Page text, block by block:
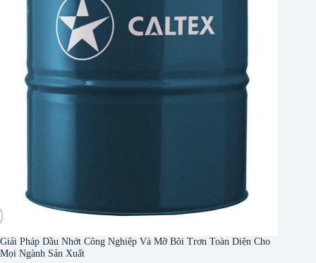
Giải Pháp Dầu Nhớt Công Nghiệp Và Mỡ Bôi Trơn Toàn Diện Cho
Mọi Ngành Sản Xuất